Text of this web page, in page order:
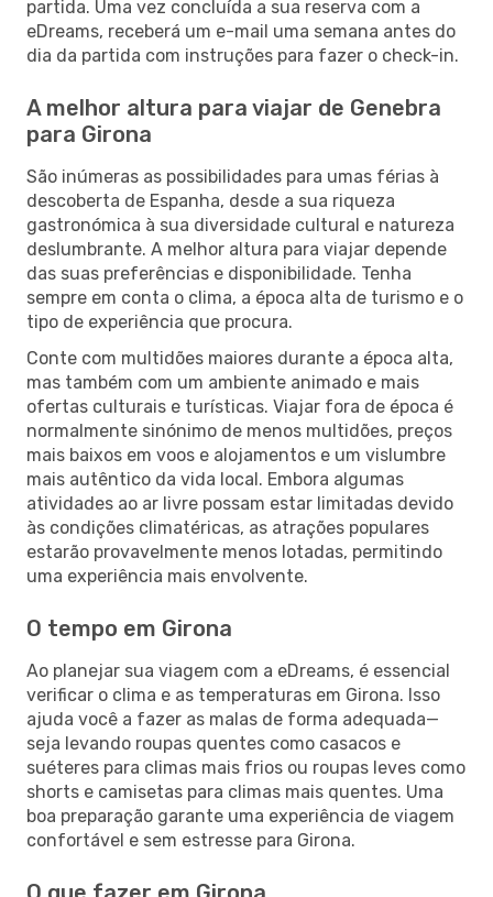
partida. Uma vez concluída a sua reserva com a
eDreams, receberá um e-mail uma semana antes do
dia da partida com instruções para fazer o check-in.
A melhor altura para viajar de Genebra
para Girona
São inúmeras as possibilidades para umas férias à
descoberta de Espanha, desde a sua riqueza
gastronómica à sua diversidade cultural e natureza
deslumbrante. A melhor altura para viajar depende
das suas preferências e disponibilidade. Tenha
sempre em conta o clima, a época alta de turismo e o
tipo de experiência que procura.
Conte com multidões maiores durante a época alta,
mas também com um ambiente animado e mais
ofertas culturais e turísticas. Viajar fora de época é
normalmente sinónimo de menos multidões, preços
mais baixos em voos e alojamentos e um vislumbre
mais autêntico da vida local. Embora algumas
atividades ao ar livre possam estar limitadas devido
às condições climatéricas, as atrações populares
estarão provavelmente menos lotadas, permitindo
uma experiência mais envolvente.
O tempo em Girona
Ao planejar sua viagem com a eDreams, é essencial
verificar o clima e as temperaturas em Girona. Isso
ajuda você a fazer as malas de forma adequada—
seja levando roupas quentes como casacos e
suéteres para climas mais frios ou roupas leves como
shorts e camisetas para climas mais quentes. Uma
boa preparação garante uma experiência de viagem
confortável e sem estresse para Girona.